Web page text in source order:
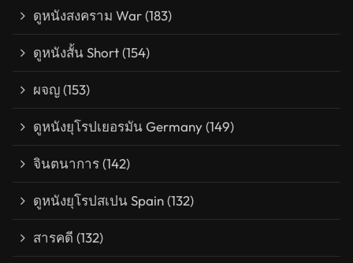
ดูหนังสงคราม War(183)
ดูหนังสั้น Short(154)
ผจญ(153)
ดูหนังยุโรปเยอรมัน Germany(149)
จินตนาการ(142)
ดูหนังยุโรปสเปน Spain(132)
สารคดี (132)